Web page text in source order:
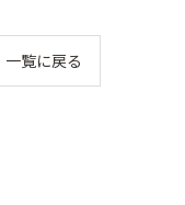
一覧に戻る